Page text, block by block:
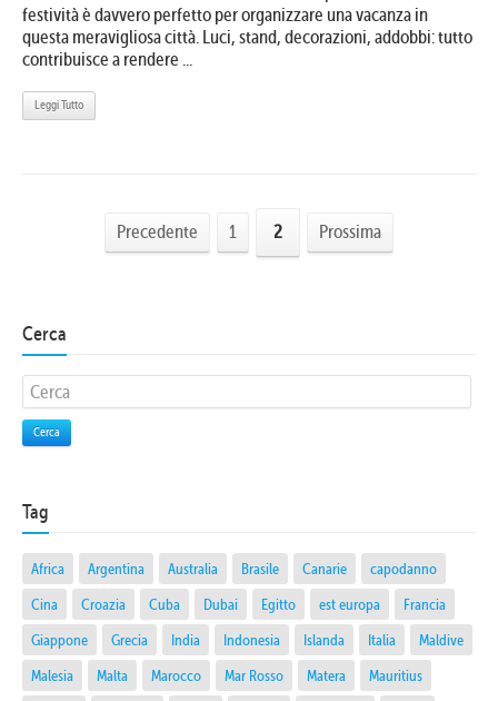
festività è davvero perfetto per organizzare una vacanza in
questa meravigliosa città. Luci, stand, decorazioni, addobbi: tutto
contribuisce a rendere ...
Leggi Tutto
Precedente 1 2 Prossima
Cerca
Cerca
Tag
Africa Argentina Australia Brasile Canarie
capodanno
Cina
Croazia Cuba Dubai Egitto est europa
Francia
Giappone
Grecia India Indonesia Islanda Italia
Maldive
Malesia
Malta Marocco Mar Rosso Matera
Mauritius